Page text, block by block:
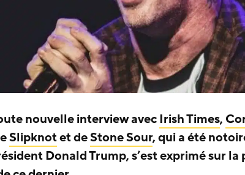
nouvelle interview avecIrish Times,
Slipknotet deStone Sour, qui a été
Donald Trump, s’est exprimé sur